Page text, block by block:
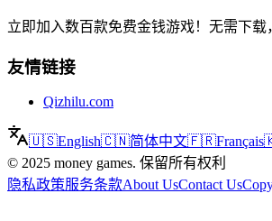
立即加入数百款免费金钱游戏！无需下载
友情链接
Qizhilu.com
🇺🇸English🇨🇳简体中文🇫🇷Français
© 2025 money games. 保留所有权利
隐私政策服务条款About UsContact Us